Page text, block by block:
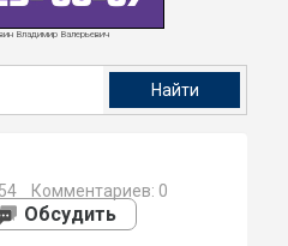
Владимир Валерьевич
Комментариев: 0
Обсудить